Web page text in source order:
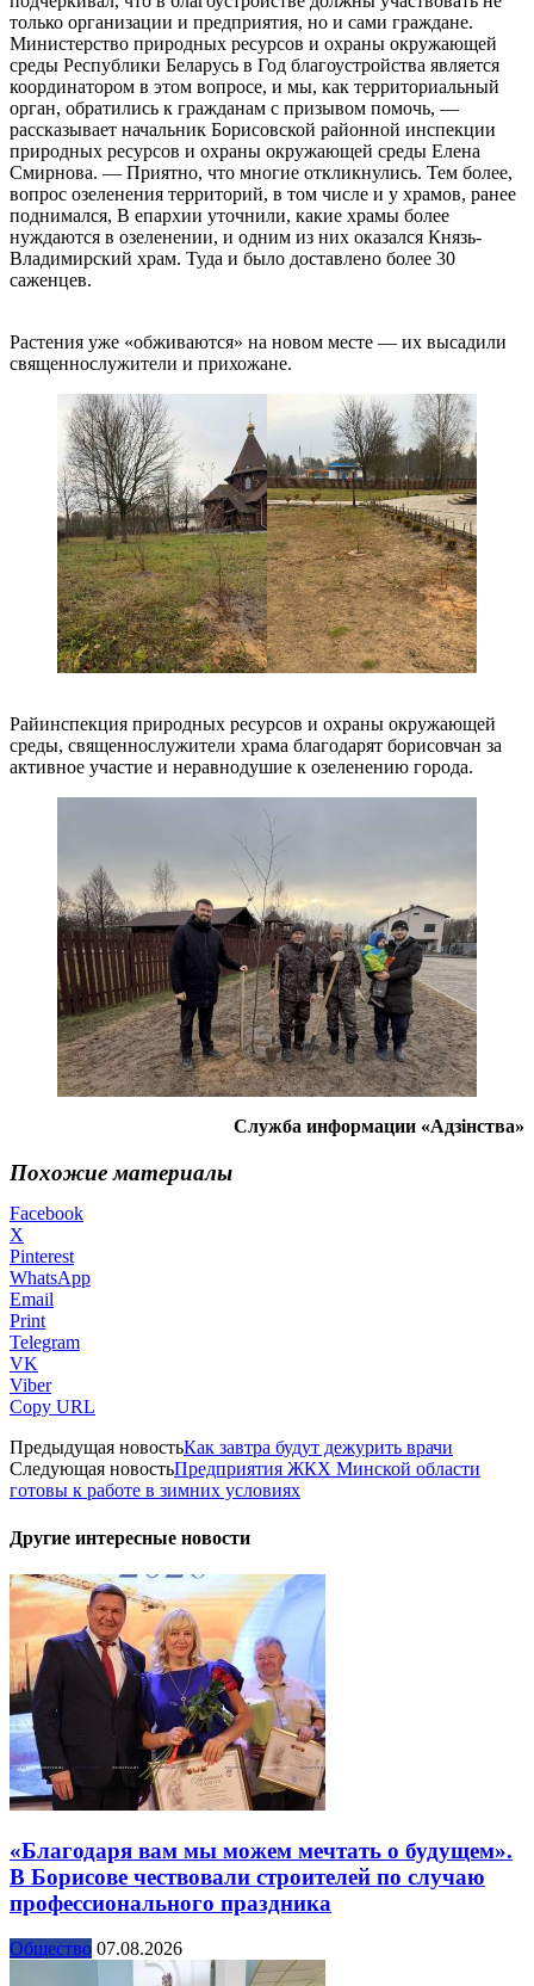
только организации и предприятия, но и сами граждане.
Министерство природных ресурсов и охраны окружающей
среды Республики Беларусь в Год благоустройства является
координатором в этом вопросе, и мы, как территориальный
орган, обратились к гражданам с призывом помочь, —
рассказывает начальник Борисовской районной инспекции
природных ресурсов и охраны окружающей среды Елена
Смирнова. — Приятно, что многие откликнулись. Тем более,
вопрос озеленения территорий, в том числе и у храмов, ранее
поднимался, В епархии уточнили, какие храмы более
нуждаются в озеленении, и одним из них оказался Князь-
Владимирский храм. Туда и было доставлено более 30
саженцев.
Растения уже «обживаются» на новом месте — их высадили
священнослужители и прихожане.
Райинспекция природных ресурсов и охраны окружающей
среды, священнослужители храма благодарят борисовчан за
активное участие и неравнодушие к озеленению города.
Служба информации «Адзінства»
Похожие материалы
Facebook
X
Pinterest
WhatsApp
Email
Print
Telegram
VK
Viber
Copy URL
Предыдущая новостьКак завтра будут дежурить врачи
Следующая новостьПредприятия ЖКХ Минской области
готовы к работе в зимних условиях
Другие интересные новости
«Благодаря вам мы можем мечтать о будущем».
В Борисове чествовали строителей по случаю
профессионального праздника
Общество 07.08.2026